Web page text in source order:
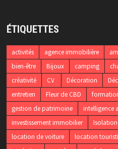
ÉTIQUETTES
activités agence immobilière
bien-être
Bijoux camping
créativité
CV Décoration
entretien
Fleur de CBD
gestion de patrimoine
intelligence
investissement immobilier
location de voiture
location